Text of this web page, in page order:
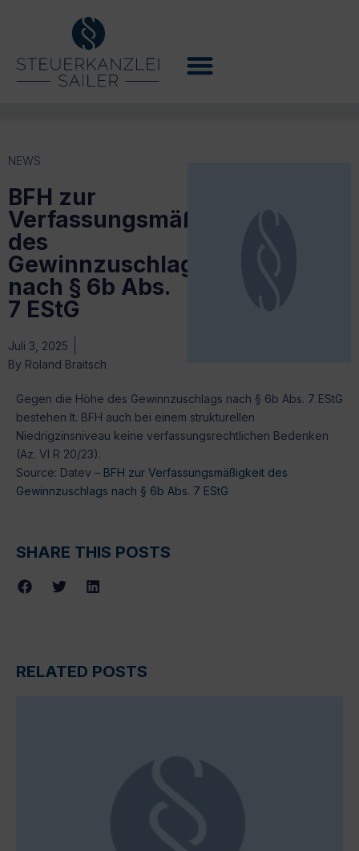
NEWS
BFH zur
Verfassungsmäßigkeit
des
Gewinnzuschlags
nach § 6b Abs.
7 EStG
Juli 3, 2025
By Roland Braitsch
Gegen die Höhe des Gewinnzuschlags nach § 6b Abs. 7 EStG
bestehen lt. BFH auch bei einem strukturellen
Niedrigzinsniveau keine verfassungsrechtlichen Bedenken
(Az. VI R 20/23).
Source: Datev – BFH zur Verfassungsmäßigkeit des
Gewinnzuschlags nach § 6b Abs. 7 EStG
SHARE THIS POSTS
RELATED POSTS